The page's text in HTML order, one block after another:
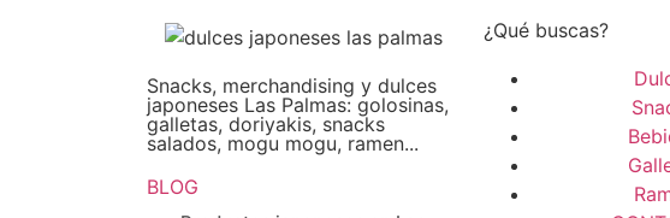
Snacks, merchandising y dulces
japoneses Las Palmas: golosinas,
galletas, doriyakis, snacks
salados, mogu mogu, ramen...
BLOG
¿Qué buscas?